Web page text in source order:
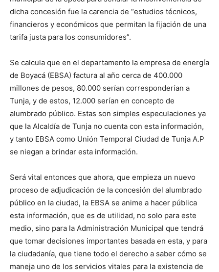
dicha concesión fue la carencia de “estudios técnicos,
financieros y económicos que permitan la fijación de una
tarifa justa para los consumidores”.
Se calcula que en el departamento la empresa de energía
de Boyacá (EBSA) factura al año cerca de 400.000
millones de pesos, 80.000 serían corresponderían a
Tunja, y de estos, 12.000 serían en concepto de
alumbrado público. Estas son simples especulaciones ya
que la Alcaldía de Tunja no cuenta con esta información,
y tanto EBSA como Unión Temporal Ciudad de Tunja A.P
se niegan a brindar esta información.
Será vital entonces que ahora, que empieza un nuevo
proceso de adjudicación de la concesión del alumbrado
público en la ciudad, la EBSA se anime a hacer pública
esta información, que es de utilidad, no solo para este
medio, sino para la Administración Municipal que tendrá
que tomar decisiones importantes basada en esta, y para
la ciudadanía, que tiene todo el derecho a saber cómo se
maneja uno de los servicios vitales para la existencia de